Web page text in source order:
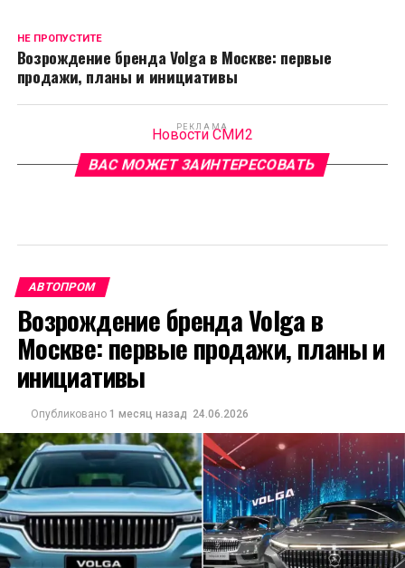
НЕ ПРОПУСТИТЕ
Возрождение бренда Volga в Москве: первые
продажи, планы и инициативы
РЕКЛАМА
Новости СМИ2
ВАС МОЖЕТ ЗАИНТЕРЕСОВАТЬ
АВТОПРОМ
Возрождение бренда Volga в
Москве: первые продажи, планы и
инициативы
Опубликовано 1 месяц назад 24.06.2026